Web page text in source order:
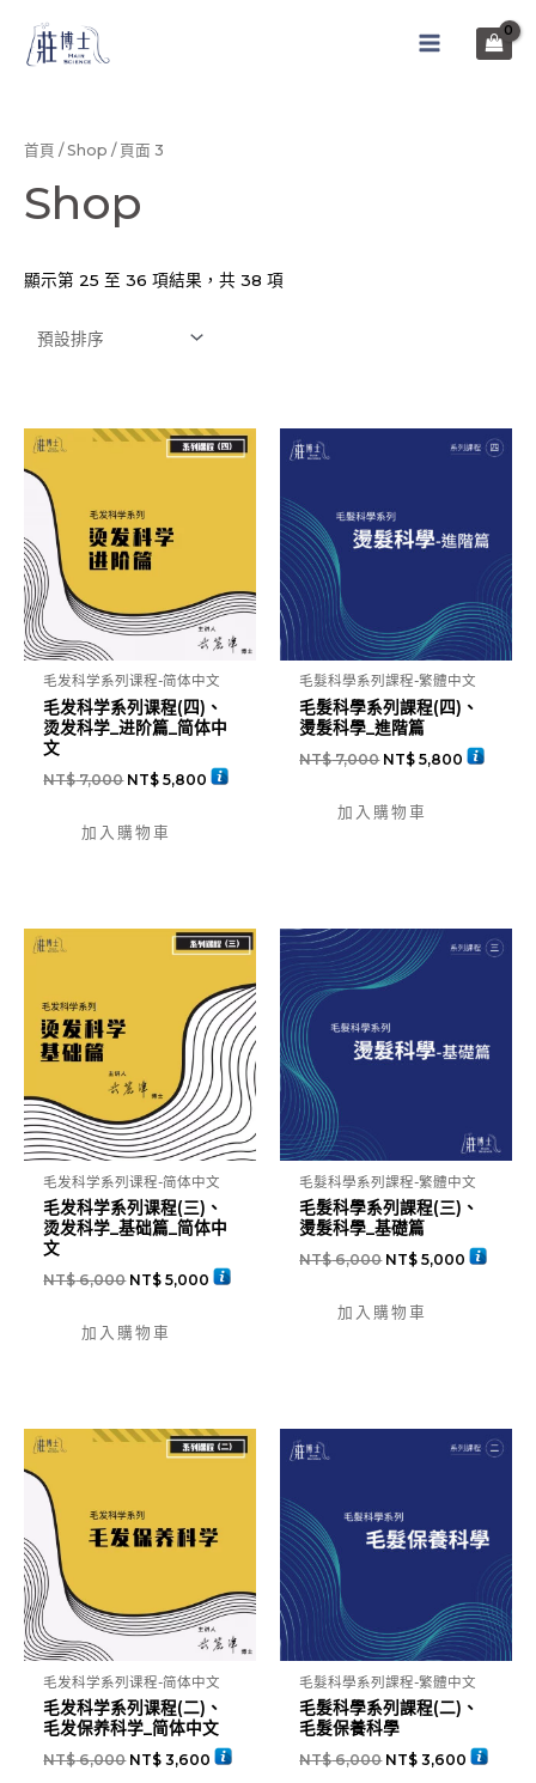
MAIN
首頁 /Shop / 頁面 3
Shop
顯示第 25 至 36 項結果，共 38 項
毛发科学系列课程-简体中文
毛发科学系列课程(四)、
烫发科学_进阶篇_简体中
文
NT$7,000 NT$ 5,800
加入購物車
毛髮科學系列課程-繁體中文
毛髮科學系列課程(四)、
燙髮科學_進階篇
NT$7,000 NT$ 5,800
加入購物車
毛发科学系列课程-简体中文
毛发科学系列课程(三)、
烫发科学_基础篇_简体中
文
NT$6,000 NT$ 5,000
加入購物車
毛髮科學系列課程-繁體中文
毛髮科學系列課程(三)、
燙髮科學_基礎篇
NT$6,000 NT$ 5,000
加入購物車
毛发科学系列课程-简体中文
毛发科学系列课程(二)、
毛发保养科学_简体中文
NT$6,000 NT$ 3,600
毛髮科學系列課程-繁體中文
毛髮科學系列課程(二)、
毛髮保養科學
NT$6,000 NT$ 3,600